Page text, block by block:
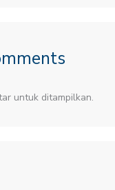
untuk ditampilkan.